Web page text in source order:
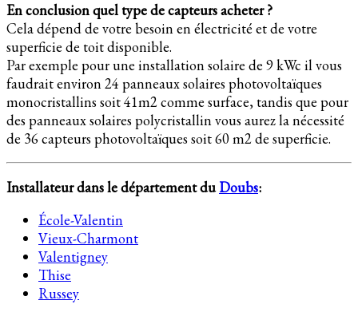
En conclusion quel type de capteurs acheter ?
Cela dépend de votre besoin en électricité et de votre
superficie de toit disponible.
Par exemple pour une installation solaire de 9 kWc il vous
faudrait environ 24 panneaux solaires photovoltaïques
monocristallins soit 41m2 comme surface, tandis que pour
des panneaux solaires polycristallin vous aurez la nécessité
de 36 capteurs photovoltaïques soit 60 m2 de superficie.
Installateur dans le département duDoubs:
École-Valentin
Vieux-Charmont
Valentigney
Thise
Russey